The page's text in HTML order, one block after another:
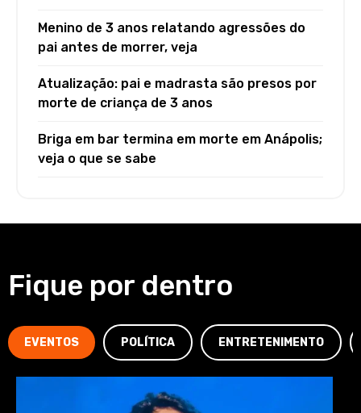
Menino de 3 anos relatando agressões do
pai antes de morrer, veja
Atualização: pai e madrasta são presos por
morte de criança de 3 anos
Briga em bar termina em morte em Anápolis;
veja o que se sabe
Fique por dentro
EVENTOS POLÍTICA ENTRETENIMENTO